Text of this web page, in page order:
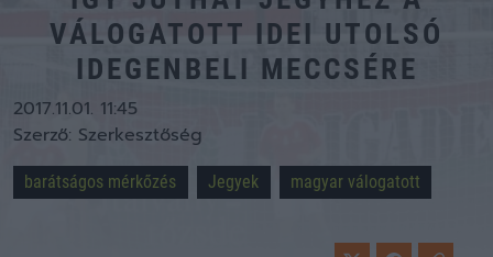
VÁLOGATOTT IDEI UTOLSÓ
IDEGENBELI MECCSÉRE
2017.11.01. 11:45
Szerző: Szerkesztőség
barátságos mérkőzés Jegyek magyar válogatott